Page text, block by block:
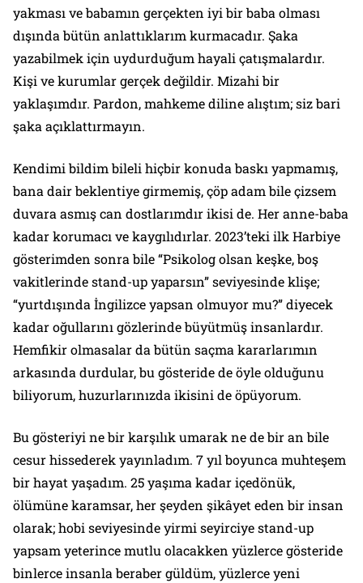
yakması ve babamın gerçekten iyi bir baba olması
dışında bütün anlattıklarım kurmacadır. Şaka
yazabilmek için uydurduğum hayali çatışmalardır.
Kişi ve kurumlar gerçek değildir. Mizahi bir
yaklaşımdır. Pardon, mahkeme diline alıştım; siz bari
şaka açıklattırmayın.
Kendimi bildim bileli hiçbir konuda baskı yapmamış,
bana dair beklentiye girmemiş, çöp adam bile çizsem
duvara asmış can dostlarımdır ikisi de. Her anne-baba
kadar korumacı ve kaygılıdırlar. 2023’teki ilk Harbiye
gösterimden sonra bile “Psikolog olsan keşke, boş
vakitlerinde stand-up yaparsın” seviyesinde klişe;
“yurtdışında İngilizce yapsan olmuyor mu?” diyecek
kadar oğullarını gözlerinde büyütmüş insanlardır.
Hemfikir olmasalar da bütün saçma kararlarımın
arkasında durdular, bu gösteride de öyle olduğunu
biliyorum, huzurlarınızda ikisini de öpüyorum.
Bu gösteriyi ne bir karşılık umarak ne de bir an bile
cesur hissederek yayınladım. 7 yıl boyunca muhteşem
bir hayat yaşadım. 25 yaşıma kadar içedönük,
ölümüne karamsar, her şeyden şikâyet eden bir insan
olarak; hobi seviyesinde yirmi seyirciye stand-up
yapsam yeterince mutlu olacakken yüzlerce gösteride
binlerce insanla beraber güldüm, yüzlerce yeni